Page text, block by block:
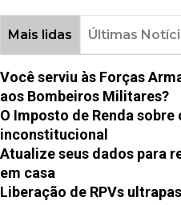
Mais lidas Últimas
Você serviu às Forças
aos Bombeiros Militares?
O Imposto de Renda
inconstitucional
Atualize seus dados para
em casa
Liberação de RPVs